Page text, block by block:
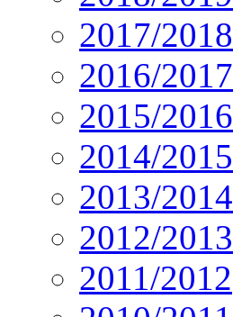
2017/2018
2016/2017
2015/2016
2014/2015
2013/2014
2012/2013
2011/2012